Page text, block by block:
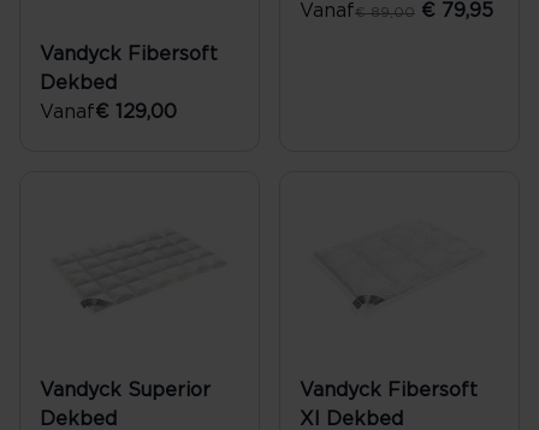
Vandyck Fibersoft
Dekbed
Vanaf€ 129,00
Vanaf€ 89,00 € 79,95
Vandyck Superior
Dekbed
Vandyck Fibersoft
Xl Dekbed